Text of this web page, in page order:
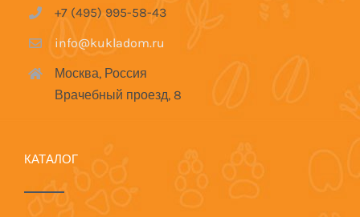
+7 (495) 995-58-43
info@kukladom.ru
Москва, Россия
Врачебный проезд, 8
КАТАЛОГ